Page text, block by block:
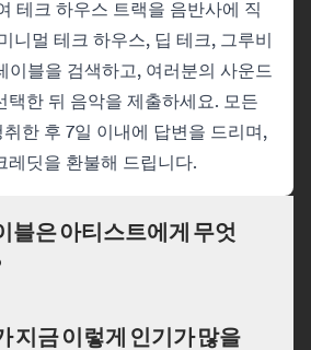
테크 하우스 트랙을 음반사에 직
니멀 테크 하우스, 딥 테크, 그루비
이블을 검색하고, 여러분의 사운드
택한 뒤 음악을 제출하세요. 모든
한 후 7일 이내에 답변을 드리며,
레딧을 환불해 드립니다.
블은 아티스트에게 무엇
지금 이렇게 인기가 많을